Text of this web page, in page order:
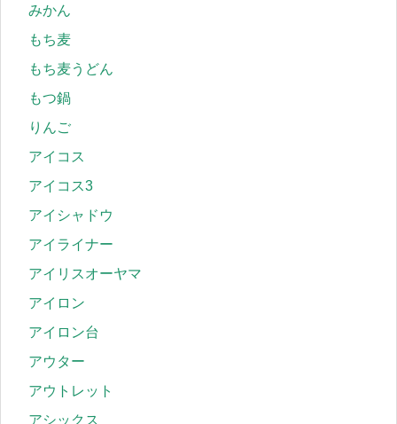
みかん
もち麦
もち麦うどん
もつ鍋
りんご
アイコス
アイコス3
アイシャドウ
アイライナー
アイリスオーヤマ
アイロン
アイロン台
アウター
アウトレット
アシックス